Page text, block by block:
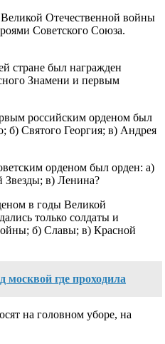
Отечественной войны
Советского Союза.
стране был награжден
Знамени и первым
российским орденом был
б) Святого Георгия; в) Андрея
орденом был орден: а)
Звезды; в) Ленина?
в годы Великой
только солдаты и
б) Славы; в) Красной
москвой где проходила
на головном уборе, на